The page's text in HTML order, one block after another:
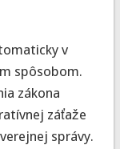
v
spôsobom.
zákona
záťaže
správy.